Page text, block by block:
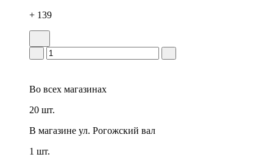
+ 139
Во всех магазинах
20 шт.
В магазине ул. Рогожский вал
1 шт.